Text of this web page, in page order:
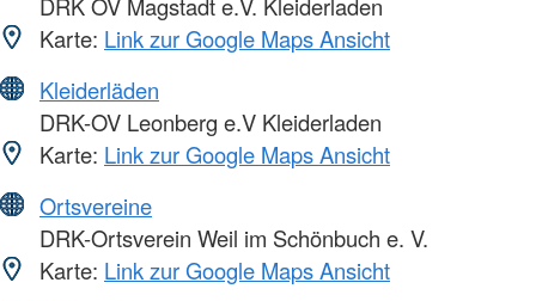
DRK OV Magstadt e.V. Kleiderladen
Karte: Link zur Google Maps Ansicht
Kleiderläden
DRK-OV Leonberg e.V Kleiderladen
Karte: Link zur Google Maps Ansicht
Ortsvereine
DRK-Ortsverein Weil im Schönbuch e. V.
Karte: Link zur Google Maps Ansicht